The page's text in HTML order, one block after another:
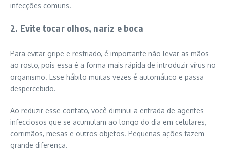
infecções comuns.
2. Evite tocar olhos, nariz e boca
Para evitar gripe e resfriado, é importante não levar as mãos
ao rosto, pois essa é a forma mais rápida de introduzir vírus no
organismo. Esse hábito muitas vezes é automático e passa
despercebido.
Ao reduzir esse contato, você diminui a entrada de agentes
infecciosos que se acumulam ao longo do dia em celulares,
corrimãos, mesas e outros objetos. Pequenas ações fazem
grande diferença.